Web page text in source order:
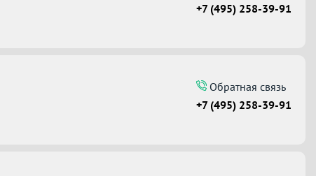
+7 (495) 258-39-91
Обратная связь
+7 (495) 258-39-91